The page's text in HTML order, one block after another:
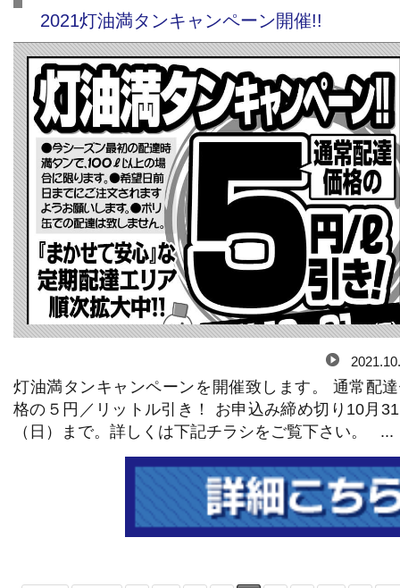
2021灯油満タンキャンペーン開催!!
灯油満タンキャンペーンを開催致します。 通常配
格の５円／リットル引き！ お申込み締め切り10月
（日）まで。詳しくは下記チラシをご覧下さい。 ...